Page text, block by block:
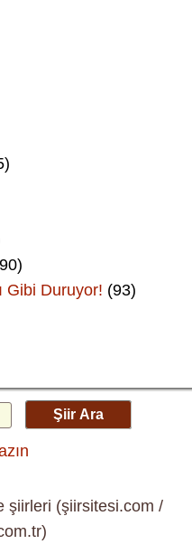
Gibi Duruyor! (93)
Şiir Ara
şiirleri (şiirsitesi.com /